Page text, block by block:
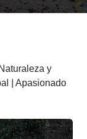
y
| Apasionado